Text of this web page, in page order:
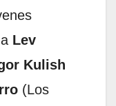
Lev
Kulish
(Los